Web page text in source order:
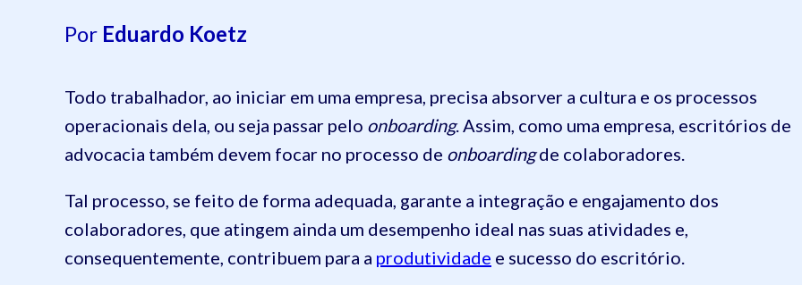
Por Eduardo Koetz
Todo trabalhador, ao iniciar em uma empresa, precisa absorver a cultura e os processos
operacionais dela, ou seja passar pelo onboarding. Assim, como uma empresa, escritórios de
advocacia também devem focar no processo de onboardingde colaboradores.
Tal processo, se feito de forma adequada, garante a integração e engajamento dos
colaboradores, que atingem ainda um desempenho ideal nas suas atividades e,
consequentemente, contribuem para a produtividade e sucesso do escritório.